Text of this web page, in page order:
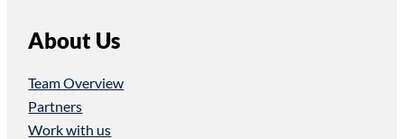
About Us
Team Overview
Partners
Work with us